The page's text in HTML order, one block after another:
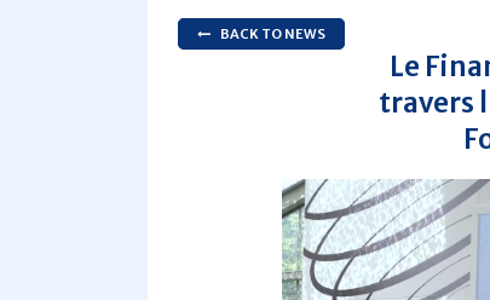
BACK TO NEWS
Le
travers